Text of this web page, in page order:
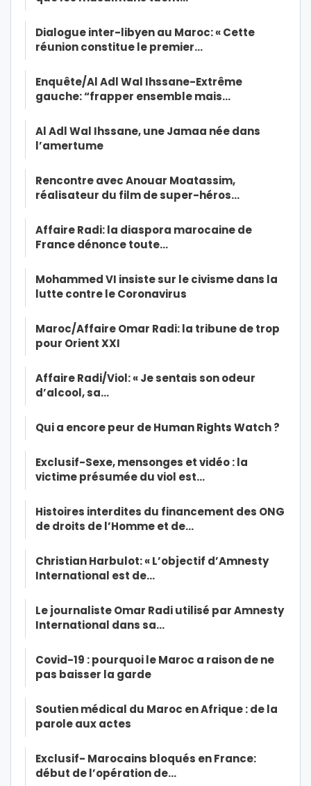
Dialogue inter-libyen au Maroc: « Cette
réunion constitue le premier…
Enquête/Al Adl Wal Ihssane-Extrême
gauche: “frapper ensemble mais…
Al Adl Wal Ihssane, une Jamaa née dans
l’amertume
Rencontre avec Anouar Moatassim,
réalisateur du film de super-héros…
Affaire Radi: la diaspora marocaine de
France dénonce toute…
Mohammed VI insiste sur le civisme dans la
lutte contre le Coronavirus
Maroc/Affaire Omar Radi: la tribune de trop
pour Orient XXI
Affaire Radi/Viol: « Je sentais son odeur
d’alcool, sa…
Qui a encore peur de Human Rights Watch ?
Exclusif-Sexe, mensonges et vidéo : la
victime présumée du viol est…
Histoires interdites du financement des ONG
de droits de l’Homme et de…
Christian Harbulot: « L’objectif d’Amnesty
International est de…
Le journaliste Omar Radi utilisé par Amnesty
International dans sa…
Covid-19 : pourquoi le Maroc a raison de ne
pas baisser la garde
Soutien médical du Maroc en Afrique : de la
parole aux actes
Exclusif- Marocains bloqués en France:
début de l’opération de…